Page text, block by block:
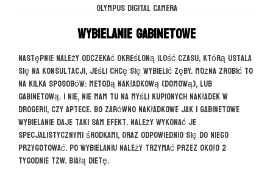
OLYMPUS DIGITAL CAMERA
Wybielanie gabinetowe
Następnie należy odczekać określoną ilość czasu, którą ustala
się na konsultacji, jeśli chcę się wybielić zęby. Można zrobić to
na kilka sposobów: metodą nakładkową (domową), lub
gabinetową. I nie, nie mam tu na myśli kupionych nakładek w
drogerii, czy aptece. Bo zarówno nakładkowe jak i gabinetowe
wybielanie daje taki sam efekt. Należy wykonać je
specjalistycznymi środkami, oraz odpowiednio się do niego
przygotować. Po wybielaniu należy trzymać przez około 2
tygodnie tzw. białą dietę.